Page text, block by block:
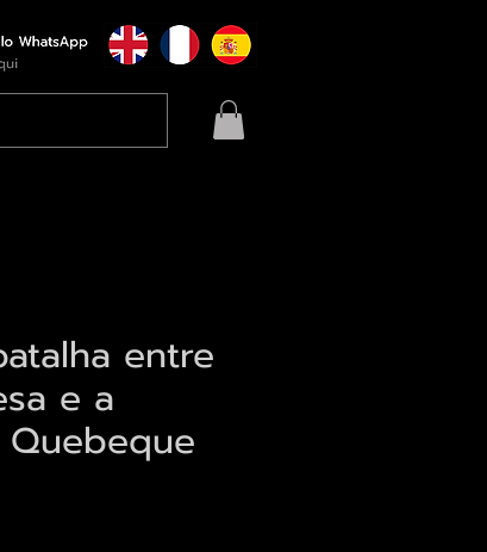
entre
e a